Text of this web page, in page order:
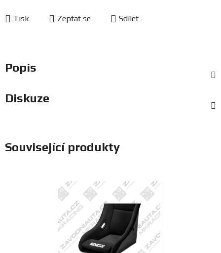
Tisk Zeptat se Sdílet
Popis
Diskuze
Související produkty